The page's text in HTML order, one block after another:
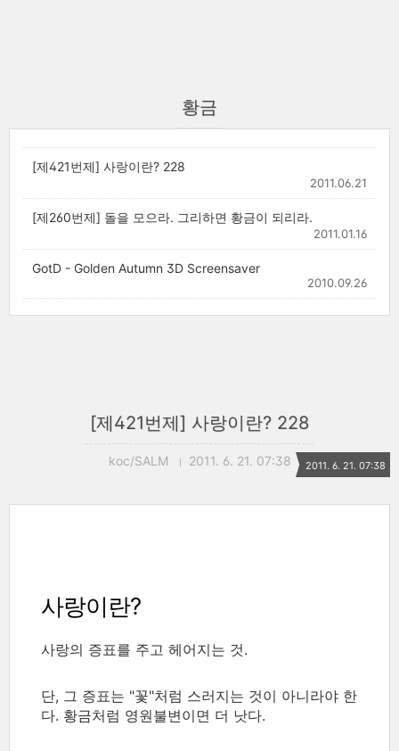
황금
[제421번제] 사랑이란? 228
2011.06.21
[제260번제] 돌을 모으라. 그리하면 황금이 되리라.
2011.01.16
GotD - Golden Autumn 3D Screensaver
2010.09.26
[제421번제] 사랑이란? 228
koc/SALM 2011. 6. 21. 07:38 2011. 6. 21. 07:38
사랑이란?
사랑의 증표를 주고 헤어지는 것.
단, 그 증표는 "꽃"처럼 스러지는 것이 아니라야 한
다. 황금처럼 영원불변이면 더 낫다.